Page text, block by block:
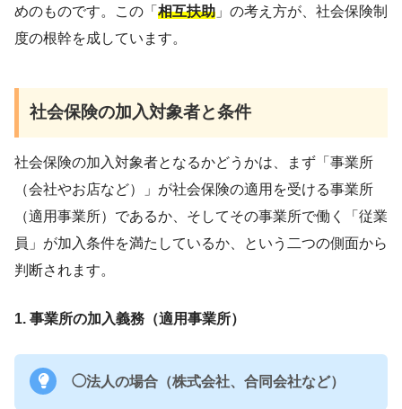
めのものです。この「 相互扶助 」の考え方が、社会保険制
度の根幹を成しています。
社会保険の加入対象者と条件
社会保険の加入対象者となるかどうかは、まず「事業所
（会社やお店など）」が社会保険の適用を受ける事業所
（適用事業所）であるか、そしてその事業所で働く「従業
員」が加入条件を満たしているか、という二つの側面から
判断されます。
1. 事業所の加入義務（適用事業所）
◯法人の場合（株式会社、合同会社など）